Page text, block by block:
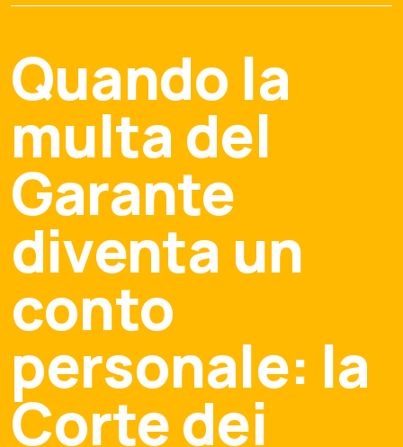
Quando la
multa del
Garante
diventa un
conto
personale: la
Corte dei